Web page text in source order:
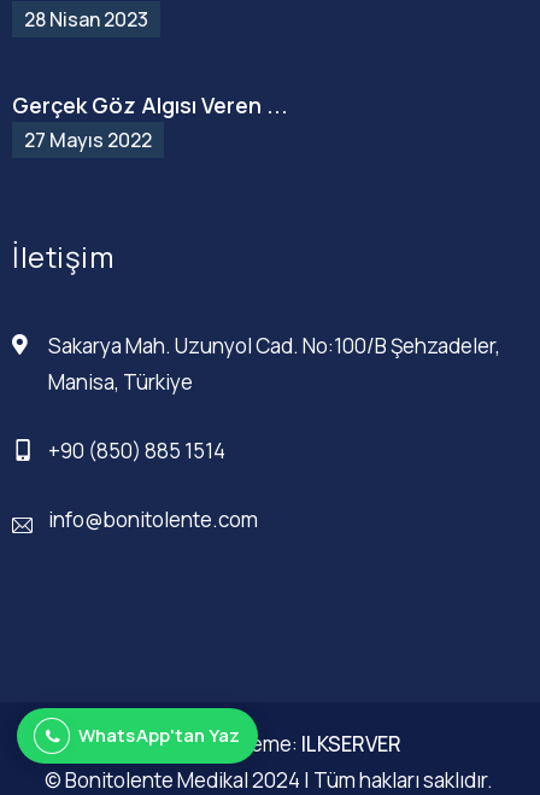
28 Nisan 2023
Gerçek Göz Algısı Veren ...
27 Mayıs 2022
İletişim
Sakarya Mah. Uzunyol Cad. No:100/B Şehzadeler,
Manisa, Türkiye
+90 (850) 885 1514
info@bonitolente.com
Web Düzenleme: ILKSERVER
© Bonitolente Medikal 2024 | Tüm hakları saklıdır.
WhatsApp'tan Yaz